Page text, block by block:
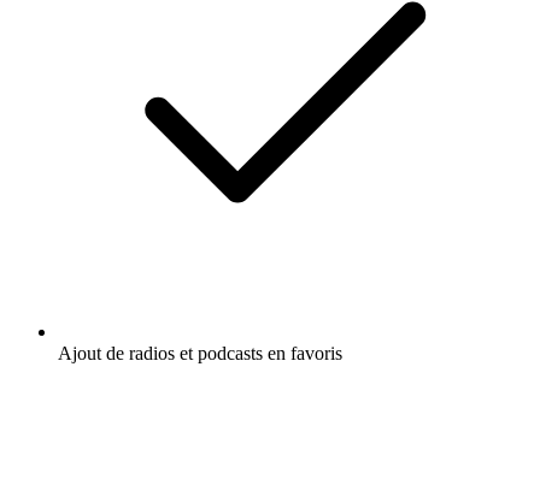
Ajout de radios et podcasts en favoris